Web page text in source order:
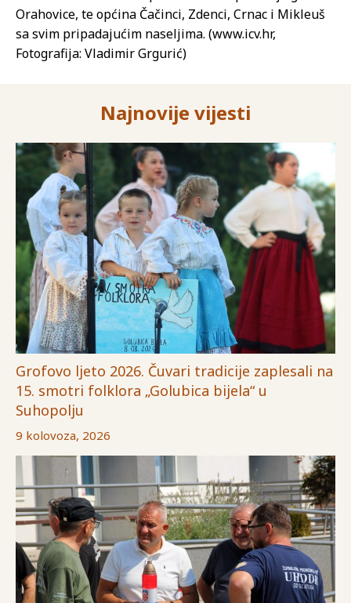
Orahovice, te općina Čačinci, Zdenci, Crnac i Mikleuš
sa svim pripadajućim naseljima. (www.icv.hr,
Fotografija: Vladimir Grgurić)
Najnovije vijesti
Grofovo ljeto 2026. Čuvari tradicije zaplesali na
15. smotri folklora „Golubica bijela“ u
Suhopolju
9 kolovoza, 2026